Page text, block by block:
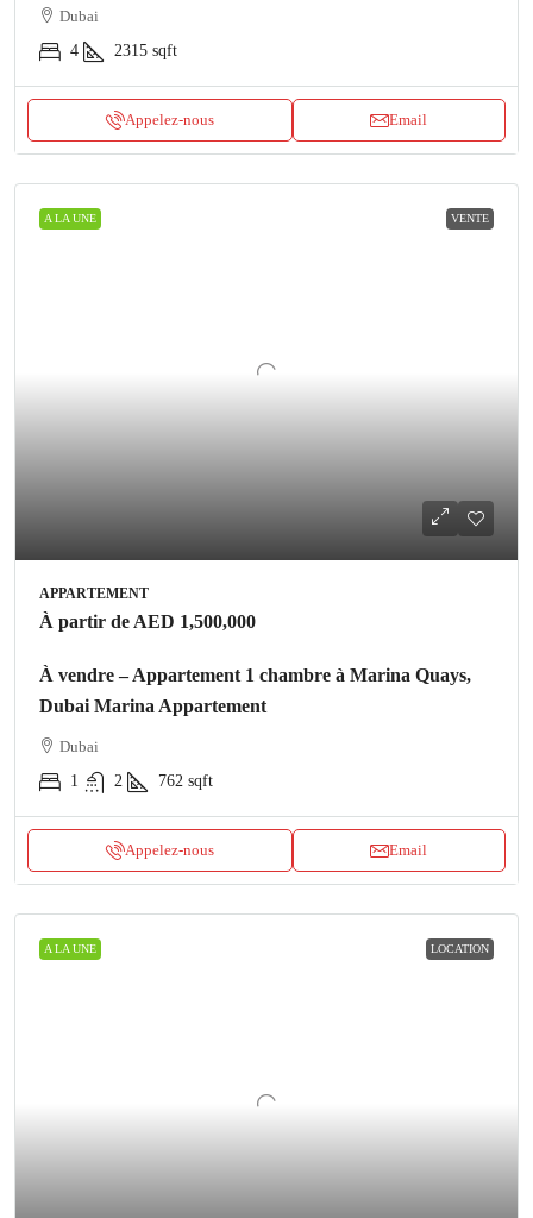
Dubai
4
2315 sqft
Appelez-nous Email
A LA UNE VENTE
APPARTEMENT
À partir de AED 1,500,000
À vendre – Appartement 1 chambre à Marina Quays,
Dubai Marina Appartement
Dubai
1
2 762 sqft
Appelez-nous Email
A LA UNE LOCATION